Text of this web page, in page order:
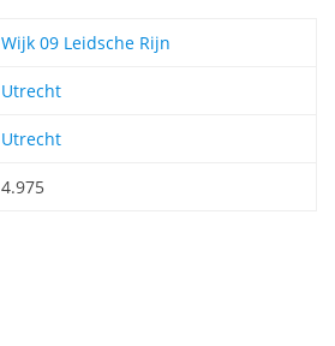
Wijk 09 Leidsche Rijn
Utrecht
Utrecht
4.975